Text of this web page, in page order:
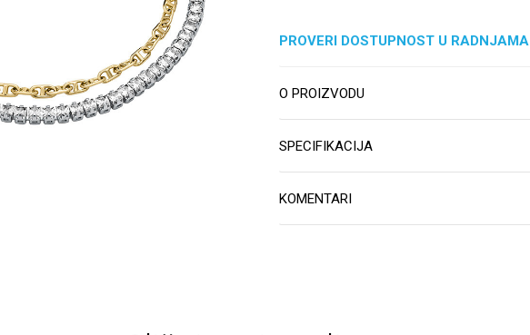
PROVERI DOSTUPNOST U RADNJAMA
O PROIZVODU
SPECIFIKACIJA
KOMENTARI